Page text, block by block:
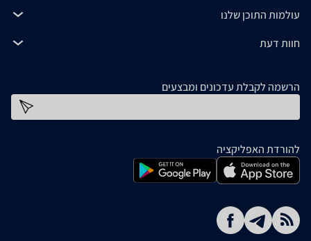
עולמות התוכן שלנו
חוות דעת
הרשמה לקבלת עדכונים ומבצעים
להורדת האפליקציה